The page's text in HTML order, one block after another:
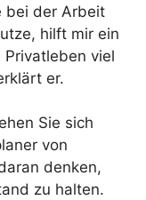
bei der Arbeit
hilft mir ein
Privatleben viel
er.
Sie sich
von
denken,
zu halten.